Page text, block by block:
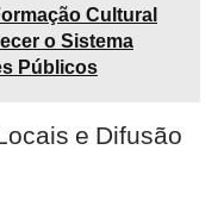
Cultural
o Sistema
Públicos
e Difusão